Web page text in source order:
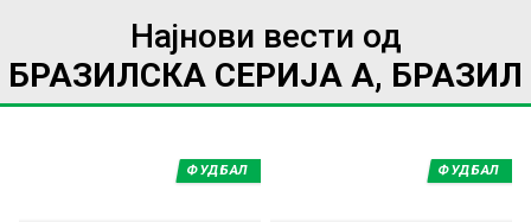
Најнови вести од
БРАЗИЛСКА СЕРИЈА А, БРАЗИЛ
ФУДБАЛ ФУДБАЛ